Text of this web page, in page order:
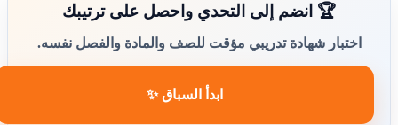
🏆 انضم إلى التحدي واحصل على ترتيبك
اختبار شهادة تدريبي مؤقت للصف والمادة والفصل نفسه.
ابدأ السباق ✨